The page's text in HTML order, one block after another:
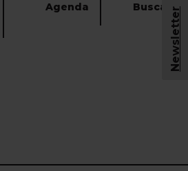
Agenda Buscar Newsletter